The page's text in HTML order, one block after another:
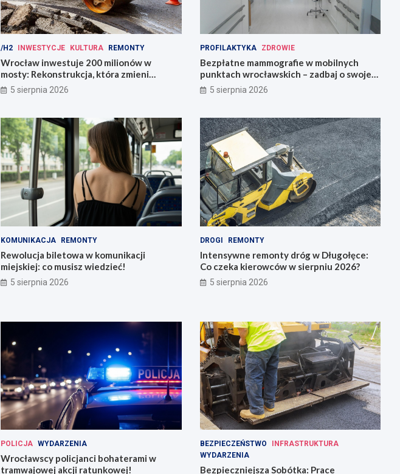
/H2 INWESTYCJE KULTURA REMONTY
Wrocław inwestuje 200 milionów w
mosty: Rekonstrukcja, która zmieni
miasto!
5 sierpnia 2026
PROFILAKTYKA ZDROWIE
Bezpłatne mammografie w mobilnych
punktach wrocławskich – zadbaj o swoje
zdrowie!
5 sierpnia 2026
KOMUNIKACJA REMONTY
Rewolucja biletowa w komunikacji
miejskiej: co musisz wiedzieć!
5 sierpnia 2026
DROGI REMONTY
Intensywne remonty dróg w Długołęce:
Co czeka kierowców w sierpniu 2026?
5 sierpnia 2026
POLICJA WYDARZENIA
Wrocławscy policjanci bohaterami w
tramwajowej akcji ratunkowej!
BEZPIECZEŃSTWO
INFRASTRUKTURA
WYDARZENIA
Bezpieczniejsza Sobótka: Prace